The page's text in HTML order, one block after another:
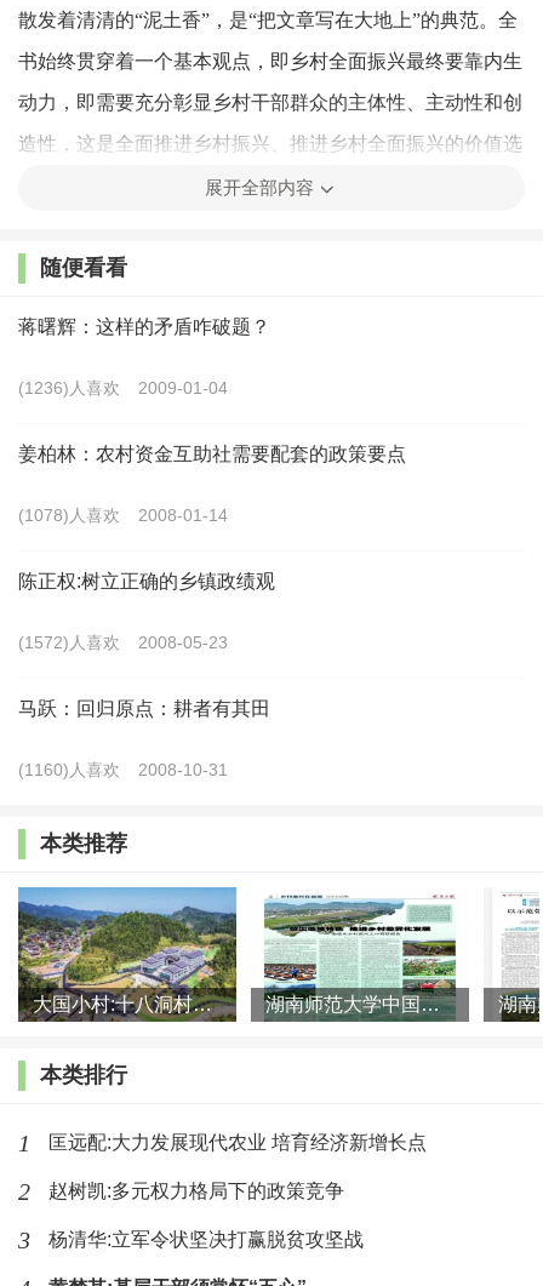
散发着清清的“泥土香”，是“把文章写在大地上”的典范。全
书始终贯穿着一个基本观点，即乡村全面振兴最终要靠内生
动力，即需要充分彰显乡村干部群众的主体性、主动性和创
造性，这是全面推进乡村振兴、推进乡村全面振兴的价值选
《中国乡村何以兴》 陈文胜 著
中国农业出版社 2023年4月出版
ISBN:978-7-109-30655-4
激活内生发展动力、全面推进乡村振兴必须遵循乡村演
移，一些乡村必然成为“空壳村”，一些村落必然会消失，这
是不以人的意志为转移的必然现象，应该对此保持平常心
态。作者明确表达全面推进乡村振兴“不是所有的乡村都要
展开全部内容
随便看看
蒋曙辉：这样的矛盾咋破题？
(1236)人喜欢 2009-01-04
姜柏林：农村资金互助社需要配套的政策要点
(1078)人喜欢 2008-01-14
陈正权:树立正确的乡镇政绩观
(1572)人喜欢 2008-05-23
马跃：回归原点：耕者有其田
(1160)人喜欢 2008-10-31
本类推荐
大国小村:十八洞村的现代变迁是一道美丽的风景线 湖南师范大学中国乡村振兴研究院课题组:突出地域特色 推进乡村
本类排行
1 匡远配:大力发展现代农业 培育经济新增长点
2 赵树凯:多元权力格局下的政策竞争
3 杨清华:立军令状坚决打赢脱贫攻坚战